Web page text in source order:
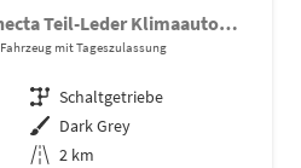
1.0 DIG-T 114PS N-Connecta Teil-Leder Klimaautomatik PDC v+h Rückf.Kamera Bluetooth Touchscreen Apple CarPlay Android Auto 17"LM
Fahrzeug mit Tageszulassung
Getriebe Schaltgetriebe
Außenfarbe Dark Grey
Kilometerstand 2 km